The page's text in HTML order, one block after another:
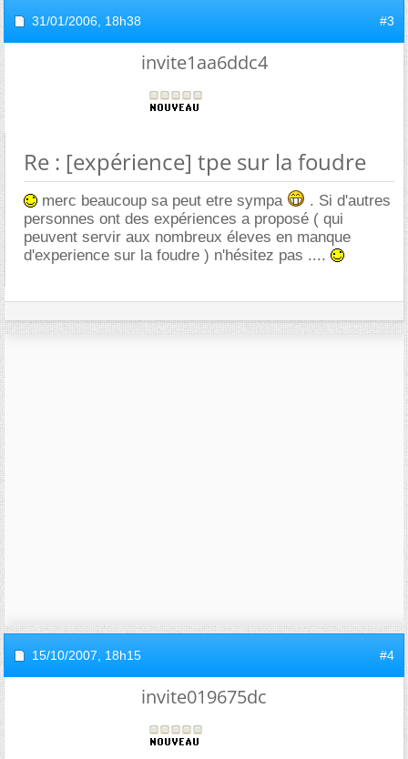
31/01/2006, 18h38 #3
invite1aa6ddc4
Re : [expérience] tpe sur la foudre
merc beaucoup sa peut etre sympa
. Si d'autres
personnes ont des expériences a proposé ( qui
peuvent servir aux nombreux éleves en manque
d'experience sur la foudre ) n'hésitez pas ....
15/10/2007, 18h15 #4
invite019675dc